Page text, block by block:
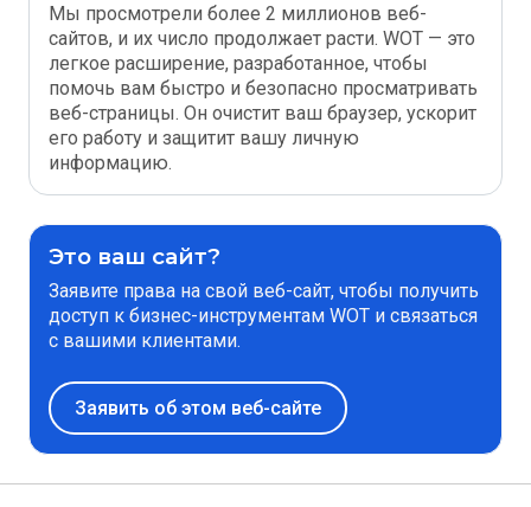
Мы просмотрели более 2 миллионов веб-
сайтов, и их число продолжает расти. WOT — это
легкое расширение, разработанное, чтобы
помочь вам быстро и безопасно просматривать
веб-страницы. Он очистит ваш браузер, ускорит
его работу и защитит вашу личную
информацию.
Это ваш сайт?
Заявите права на свой веб-сайт, чтобы получить
доступ к бизнес-инструментам WOT и связаться
с вашими клиентами.
Заявить об этом веб-сайте